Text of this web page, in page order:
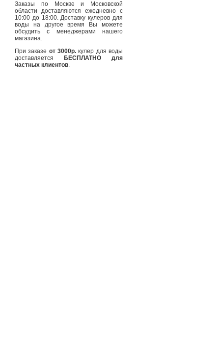
Заказы по Москве и Московской
области доставляются ежедневно с
10:00 до 18:00. Доставку кулеров для
воды на другое время Вы можете
обсудить с менеджерами нашего
магазина.
При заказе от 3000р. кулер для воды
доставляется
БЕСПЛАТНО для
частных клиентов.